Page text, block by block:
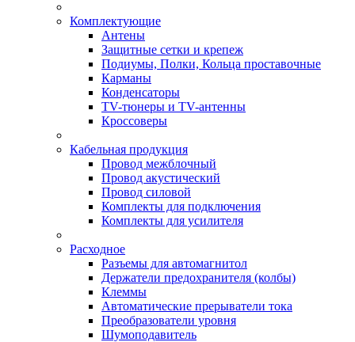
Комплектующие
Антены
Защитные сетки и крепеж
Подиумы, Полки, Кольца проставочные
Карманы
Конденсаторы
TV-тюнеры и TV-антенны
Кроссоверы
Кабельная продукция
Провод межблочный
Провод акустический
Провод силовой
Комплекты для подключения
Комплекты для усилителя
Расходное
Разъемы для автомагнитол
Держатели предохранителя (колбы)
Клеммы
Автоматические прерыватели тока
Преобразователи уровня
Шумоподавитель